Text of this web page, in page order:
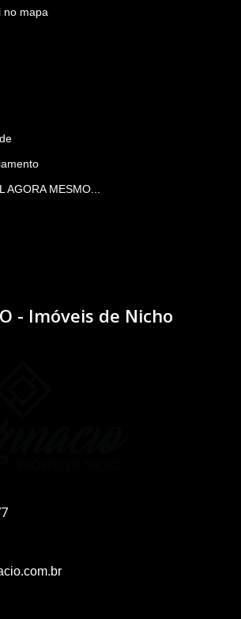
no mapa
AGORA MESMO...
- Imóveis de Nicho